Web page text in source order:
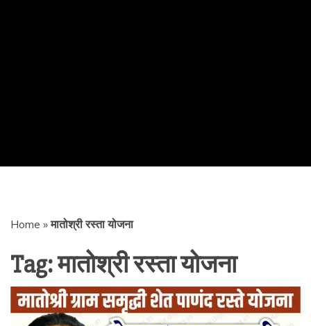
Home »मातोश्री रस्ता योजना
Tag:मातोश्री रस्ता योजना